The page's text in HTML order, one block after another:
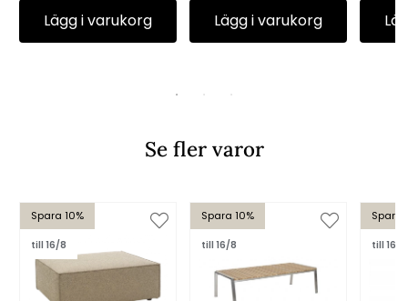
Lägg i varukorg Lägg i varukorg
Se fler varor
Spara 10%
till 16/8
Spara 10%
till 16/8
Spara
till 16/8